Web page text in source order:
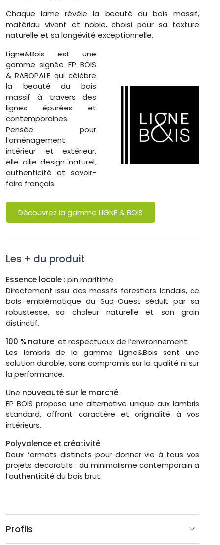
Chaque lame révèle la beauté du bois massif,
matériau vivant et noble, choisi pour sa texture
naturelle et sa longévité exceptionnelle.
Ligne&Bois est une
gamme signée FP BOIS
& RABOPALE qui célèbre
la beauté du bois
massif à travers des
lignes épurées et
contemporaines.
Pensée pour
l’aménagement
intérieur et extérieur,
elle allie design naturel,
authenticité et savoir-
faire français.
Découvrez la gamme LIGNE & BOIS
Les + du produit
Essence locale: pin maritime.
Directement issu des massifs forestiers landais, ce
bois emblématique du Sud-Ouest séduit par sa
robustesse, sa chaleur naturelle et son grain
distinctif.
100 % naturel et respectueux de l’environnement.
Les lambris de la gamme Ligne&Bois sont une
solution durable, sans compromis sur la qualité ni sur
la performance.
Une nouveauté sur le marché.
FP BOIS propose une alternative unique aux lambris
standard, offrant caractère et originalité à vos
intérieurs.
Polyvalence et créativité.
Deux formats distincts pour donner vie à tous vos
projets décoratifs : du minimalisme contemporain à
l’authenticité du bois brut.
Profils